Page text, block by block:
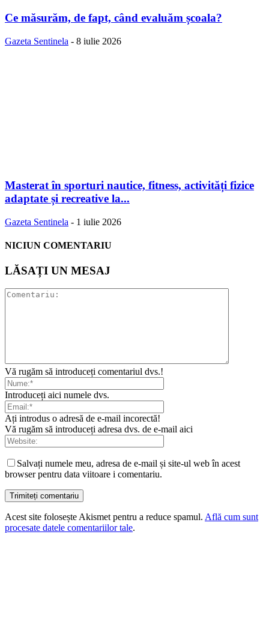
Ce măsurăm, de fapt, când evaluăm școala?
Gazeta Sentinela - 8 iulie 2026
Masterat în sporturi nautice, fitness, activități fizice
adaptate și recreative la...
Gazeta Sentinela - 1 iulie 2026
NICIUN COMENTARIU
LĂSAȚI UN MESAJ
Vă rugăm să introduceți comentariul dvs.!
Introduceți aici numele dvs.
Ați introdus o adresă de e-mail incorectă!
Vă rugăm să introduceți adresa dvs. de e-mail aici
Salvați numele meu, adresa de e-mail și site-ul web în acest
browser pentru data viitoare i comentariu.
Acest site folosește Akismet pentru a reduce spamul. Află cum sunt
procesate datele comentariilor tale.